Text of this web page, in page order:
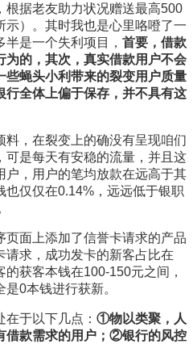
根据老友助力状况赠送最高500
示）。其时我也是心里咯噔了一
是一个失利项目， 首要，借款
为的，其次，真实借款用户不会
些蝇头小利带来的裂变用户质量
行全体上偏于保存，并不具有这
，在裂变上的确没有呈现咱们
可是每天有安稳的流量，并且这
户，用户的笔均放款在远高于其
仅仅在0.14%，远远低于银职
面上添加了信誉卡请求的产品
请求，成功发卡的新客占比在
获客本钱在100-150元之间，
0本钱进行获新。
于以下几点： ①物以类聚，人
款需求的用户； ②银行的风控